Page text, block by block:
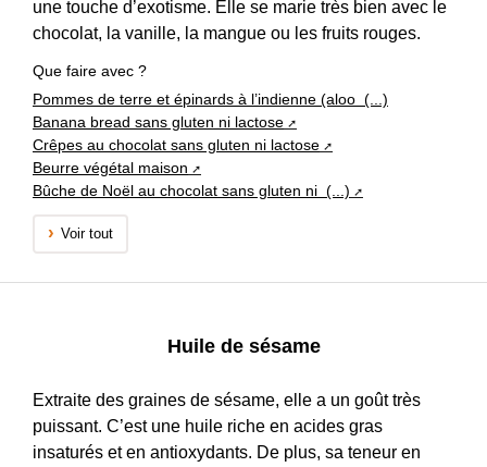
une touche d’exotisme. Elle se marie très bien avec le
chocolat, la vanille, la mangue ou les fruits rouges.
Que faire avec ?
Pommes de terre et épinards à l’indienne (aloo (...)
Banana bread sans gluten ni lactose
Crêpes au chocolat sans gluten ni lactose
Beurre végétal maison
Bûche de Noël au chocolat sans gluten ni (...)
Voir tout
Huile de sésame
Extraite des graines de sésame, elle a un goût très
puissant. C’est une huile riche en acides gras
insaturés et en antioxydants. De plus, sa teneur en